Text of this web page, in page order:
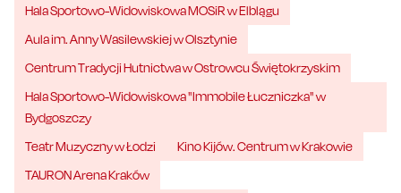
Hala Sportowo-Widowiskowa MOSiR w Elblągu
Aula im. Anny Wasilewskiej w Olsztynie
Centrum Tradycji Hutnictwa w Ostrowcu Świętokrzyskim
Hala Sportowo-Widowiskowa "Immobile Łuczniczka" w
Bydgoszczy
Teatr Muzyczny w Łodzi
Kino Kijów. Centrum w Krakowie
TAURON Arena Kraków